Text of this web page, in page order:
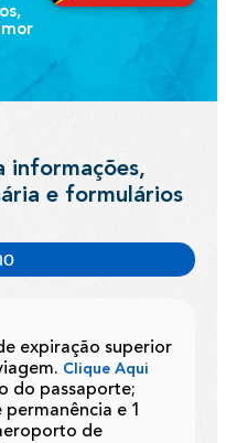
informações,
e formulários
expiração superior
Clique Aqui
do passaporte;
e 1
de